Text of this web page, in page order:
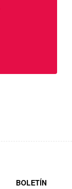
BOLETÍN